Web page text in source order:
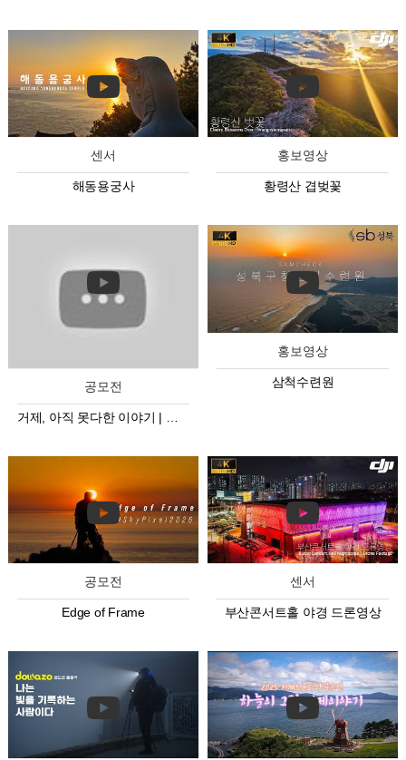
센서
해동용궁사
홍보영상
황령산 겹벚꽃
공모전
홍보영상
삼척수련원
공모전
Edge of Frame
센서
부산콘서트홀 야경 드론영상